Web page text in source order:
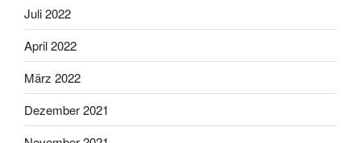
Juli 2022
April 2022
März 2022
Dezember 2021